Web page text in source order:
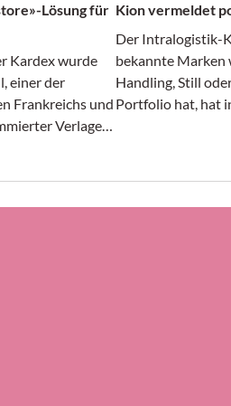
Lösung für
Kardex wurde
einer der
Frankreichs und
Verlage
des
Kion vermeldet
Der Intralogistik-
bekannte Marken
Handling, Still
Portfolio hat, hat